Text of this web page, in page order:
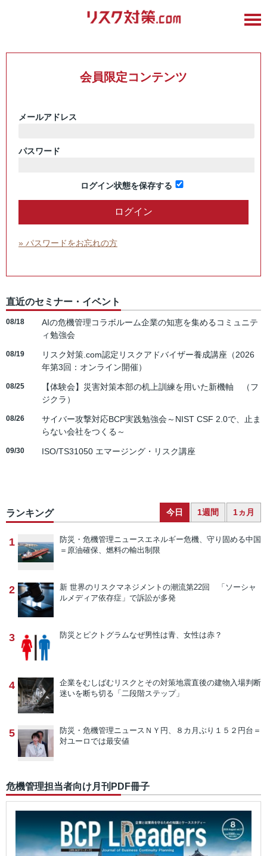
会員限定コンテンツ
メールアドレス
パスワード
ログイン状態を保存する
» パスワードをお忘れの方
直近のセミナー・イベント
08/18
AIの危機管理コラボルーム企業の知恵を集めるコミュニテ
ィ勉強会
08/19
リスク対策.com認定リスクアドバイザー養成講座（2026
年第3回：オンライン開催）
08/25
【体験会】災害対策本部の机上訓練を用いた新機軸 （フ
ジクラ）
08/26
サイバー攻撃対応BCP実践勉強会～NIST CSF 2.0で、止ま
らない会社をつくる～
09/30 ISO/TS31050 エマージング・リスク講座
ランキング 今日 1週間 1ヵ月
1 防災・危機管理ニュースエネルギー危機、守り固める中国
＝原油確保、燃料の輸出制限
2 新 世界のリスクマネジメントの潮流第22回 「ソーシャ
ルメディア依存症」で訴訟が多発
3 防災とピクトグラムなぜ男性は青、女性は赤？
4 企業をむしばむリスクとその対策地震直後の建物入場判断
迷いを断ち切る「二段階ステップ」
5 防災・危機管理ニュース ＮＹ円、８カ月ぶり１５２円台＝
対ユーロでは最安値
危機管理担当者向け月刊PDF冊子